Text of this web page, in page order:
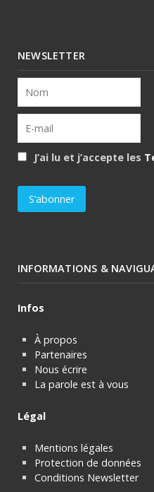
NEWSLETTER
J’ai lu et j’accepte les
INFORMATIONS &
Infos
À propos
Partenaires
Nous écrire
La parole est à vous
Légal
Mentions légales
Protection de données
Conditions Newsletter